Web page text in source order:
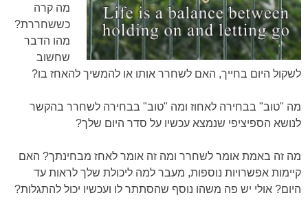
מה קרה
כששחררת?
מהו הדבר
שחשוב
לשקול היום בחייך, האם לשחרר אותו או להמשיך להאחז בו?
מה "טוב" בבחירה לאחוז ומה "טוב" בבחירה לשחרר בהקשר
לנושא הספיציפי שנמצא עכשיו על סדר היום שלך?
מה זה באמת אומר לשחרר ומה זה אומר לאחז מבחינתך? האם
קיימות אפשרויות נוספות, מעבר למה ליכולת שלך לראות עד
היום? אולי יש פה משהו נוסף שהסתתר לו ועכשיו יכול להתגלות?